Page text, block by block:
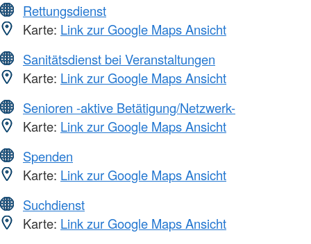
Rettungsdienst
Karte: Link zur Google Maps Ansicht
Sanitätsdienst bei Veranstaltungen
Karte: Link zur Google Maps Ansicht
Senioren -aktive Betätigung/Netzwerk-
Karte: Link zur Google Maps Ansicht
Spenden
Karte: Link zur Google Maps Ansicht
Suchdienst
Karte: Link zur Google Maps Ansicht